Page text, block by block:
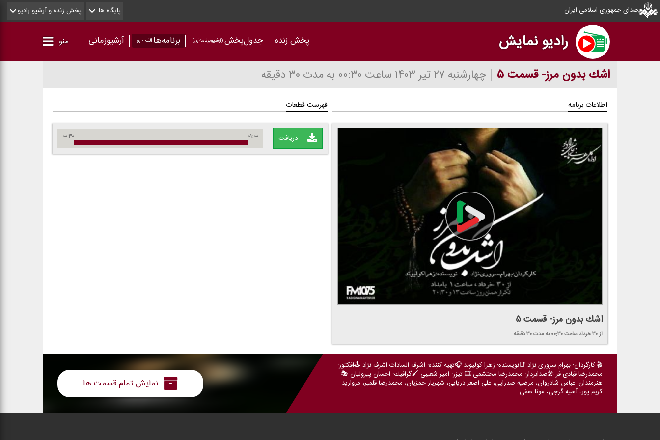
صدای جمهوری اسلامی ایران پایگاه ها پخش زنده و آرشیو رادیو
رادیو نمایش پخش زنده جدول‌پخش(آرشیو‌برنامه‌ای) برنامه‌ها الف - ی آرشیوزمانی منو
اشك بدون مرز- قسمت ۵ چهارشنبه ۲۷ تیر ۱۴۰۳ ساعت ۰۰:۳۰ به مدت ۳۰ دقیقه
اطلاعات برنامه
اشك بدون مرز- قسمت ۵
از ۳۰ خرداد ساعت ۰۰:۳۰ به مدت ۳۰ دقیقه
فهرست قطعات
دریافت ۰۰:۳۰ ۰۱:۰۰
🎬 كارگردان: بهرام سروری نژاد 📑نویسنده: زهرا كولیوند 🎧تهیه كننده: اشرف السادات اشرف نژاد 🕹️افكتور:
محمدرضا قبادی فر 🎤صدابردار: محمدرضا محتشمی 🎞️ تیزر: امیر شعیبی 🖌️گرافیك: احسان پیرولیان 🎭
هنرمندان: عباس شادروان، مرضیه صدرایی، علی اصغر دریایی، شهریار حمزیان، محمدرضا قلمبر، مروارید
كریم پور، آسیه گرجی، مونا صفی
نمایش تمام قسمت ها